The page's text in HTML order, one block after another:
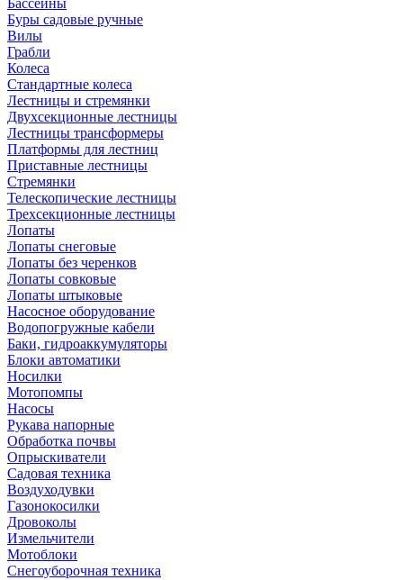
Бассейны
Буры садовые ручные
Вилы
Грабли
Колеса
Стандартные колеса
Лестницы и стремянки
Двухсекционные лестницы
Лестницы трансформеры
Платформы для лестниц
Приставные лестницы
Стремянки
Телескопические лестницы
Трехсекционные лестницы
Лопаты
Лопаты снеговые
Лопаты без черенков
Лопаты совковые
Лопаты штыковые
Насосное оборудование
Водопогружные кабели
Баки, гидроаккумуляторы
Блоки автоматики
Носилки
Мотопомпы
Насосы
Рукава напорные
Обработка почвы
Опрыскиватели
Садовая техника
Воздуходувки
Газонокосилки
Дровоколы
Измельчители
Мотоблоки
Снегоуборочная техника